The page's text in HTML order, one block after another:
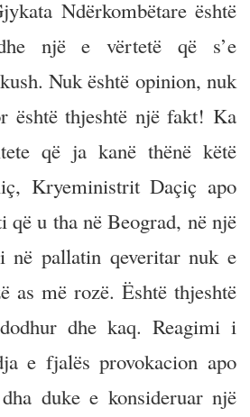
Ndërkombëtare është
një e vërtetë që s’e
Nuk është opinion, nuk
është thjeshtë një fakt! Ka
që ja kanë thënë këtë
Kryeministrit Daçiç apo
që u tha në Beograd, në një
në pallatin qeveritar nuk e
as më rozë. Është thjeshtë
dhe kaq. Reagimi i
e fjalës provokacion apo
duke e konsideruar një